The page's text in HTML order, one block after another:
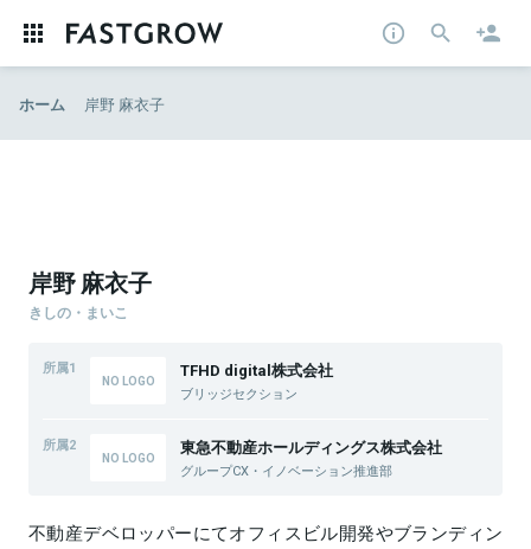
ホーム 岸野 麻衣子
岸野 麻衣子
きしの・まいこ
所属1 TFHD digital株式会社
ブリッジセクション
所属2 東急不動産ホールディングス株式会社
グループCX・イノベーション推進部
不動産デベロッパーにてオフィスビル開発やブランディン